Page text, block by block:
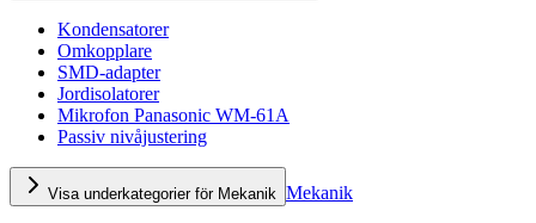
Kondensatorer
Omkopplare
SMD-adapter
Jordisolatorer
Mikrofon Panasonic WM-61A
Passiv nivåjustering
Visa underkategorier för Mekanik Mekanik